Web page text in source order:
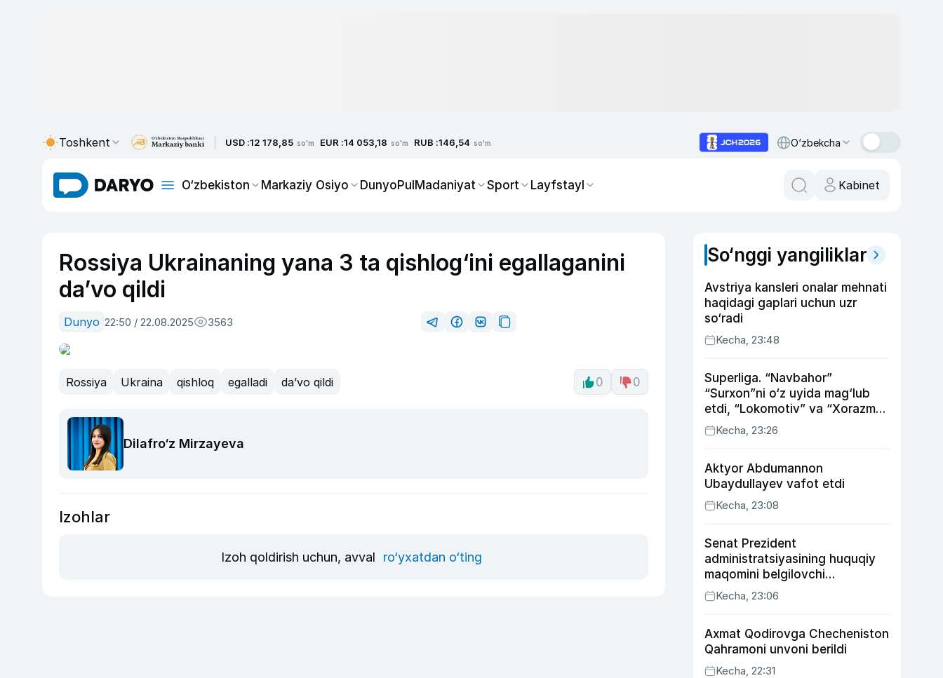
Toshkent USD :12 178,85 so'm EUR :14 053,18 so'm RUB :146,54 so'm O‘zbekcha
O‘zbekiston Markaziy Osiyo DunyoPulMadaniyat Sport Layfstayl Kabinet
Rossiya Ukrainaning yana 3 ta qishlog‘ini egallaganini
da’vo qildi
Dunyo 22:50 / 22.08.2025 3563
Rossiya Ukraina qishloq egalladi da’vo qildi 0 0
Dilafro‘z Mirzayeva
Izohlar
Izoh qoldirish uchun, avval ro‘yxatdan o‘ting
So‘nggi yangiliklar
Avstriya kansleri onalar mehnati
haqidagi gaplari uchun uzr
so‘radi
Kecha, 23:48
Superliga. “Navbahor”
“Surxon”ni o‘z uyida mag‘lub
etdi, “Lokomotiv” va “Xorazm”
uyda g‘alaba qozondi
Kecha, 23:26
Aktyor Abdu­mannon
Ubaydullayev vafot etdi
Kecha, 23:08
Senat Prezident
administratsiyasining huquqiy
maqomini belgilovchi
konstitutsiyaviy qonunni
ma’qulladi
Kecha, 23:06
Axmat Qodirovga Checheniston
Qahramoni unvoni berildi
Kecha, 22:31